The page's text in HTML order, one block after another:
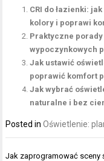
CRI do łazienki:
kolory i poprawi
Praktyczne
wypoczynkowych
Jak ustawić
poprawić komfort
Jak wybrać
naturalne i bez
Posted inOświetlenie:
Nawigacja
Jak zaprogramować sceny